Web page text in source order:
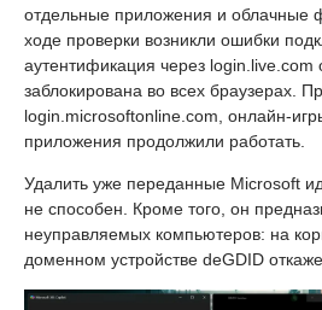
отдельные приложения и облачные
ходе проверки возникли ошибки
аутентификация через login.live.com
заблокирована во всех браузерах.
login.microsoftonline.com, онлайн-
приложения продолжили работать.
Удалить уже переданные Microsoft
не способен. Кроме того, он
неуправляемых компьютеров: на
доменном устройстве deGDID